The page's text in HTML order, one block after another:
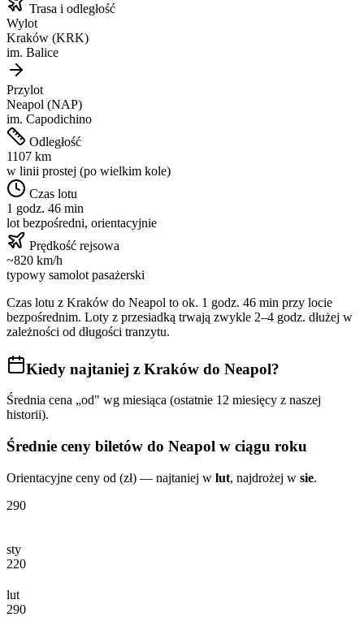
Trasa i odległość
Wylot
Kraków (KRK)
im. Balice
Przylot
Neapol (NAP)
im. Capodichino
Odległość
1107 km
w linii prostej (po wielkim kole)
Czas lotu
1 godz. 46 min
lot bezpośredni, orientacyjnie
Prędkość rejsowa
~820 km/h
typowy samolot pasażerski
Czas lotu z Kraków do Neapol to ok. 1 godz. 46 min przy locie
bezpośrednim. Loty z przesiadką trwają zwykle 2–4 godz. dłużej w
zależności od długości tranzytu.
Kiedy najtaniej z Kraków do Neapol?
Średnia cena „od" wg miesiąca (ostatnie 12 miesięcy z naszej
historii).
Średnie ceny biletów do Neapol w ciągu roku
Orientacyjne ceny od (zł) — najtaniej w lut, najdrożej w sie.
290
sty
220
lut
290